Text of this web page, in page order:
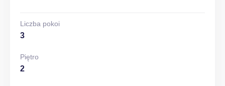
Liczba pokoi
3
Piętro
2